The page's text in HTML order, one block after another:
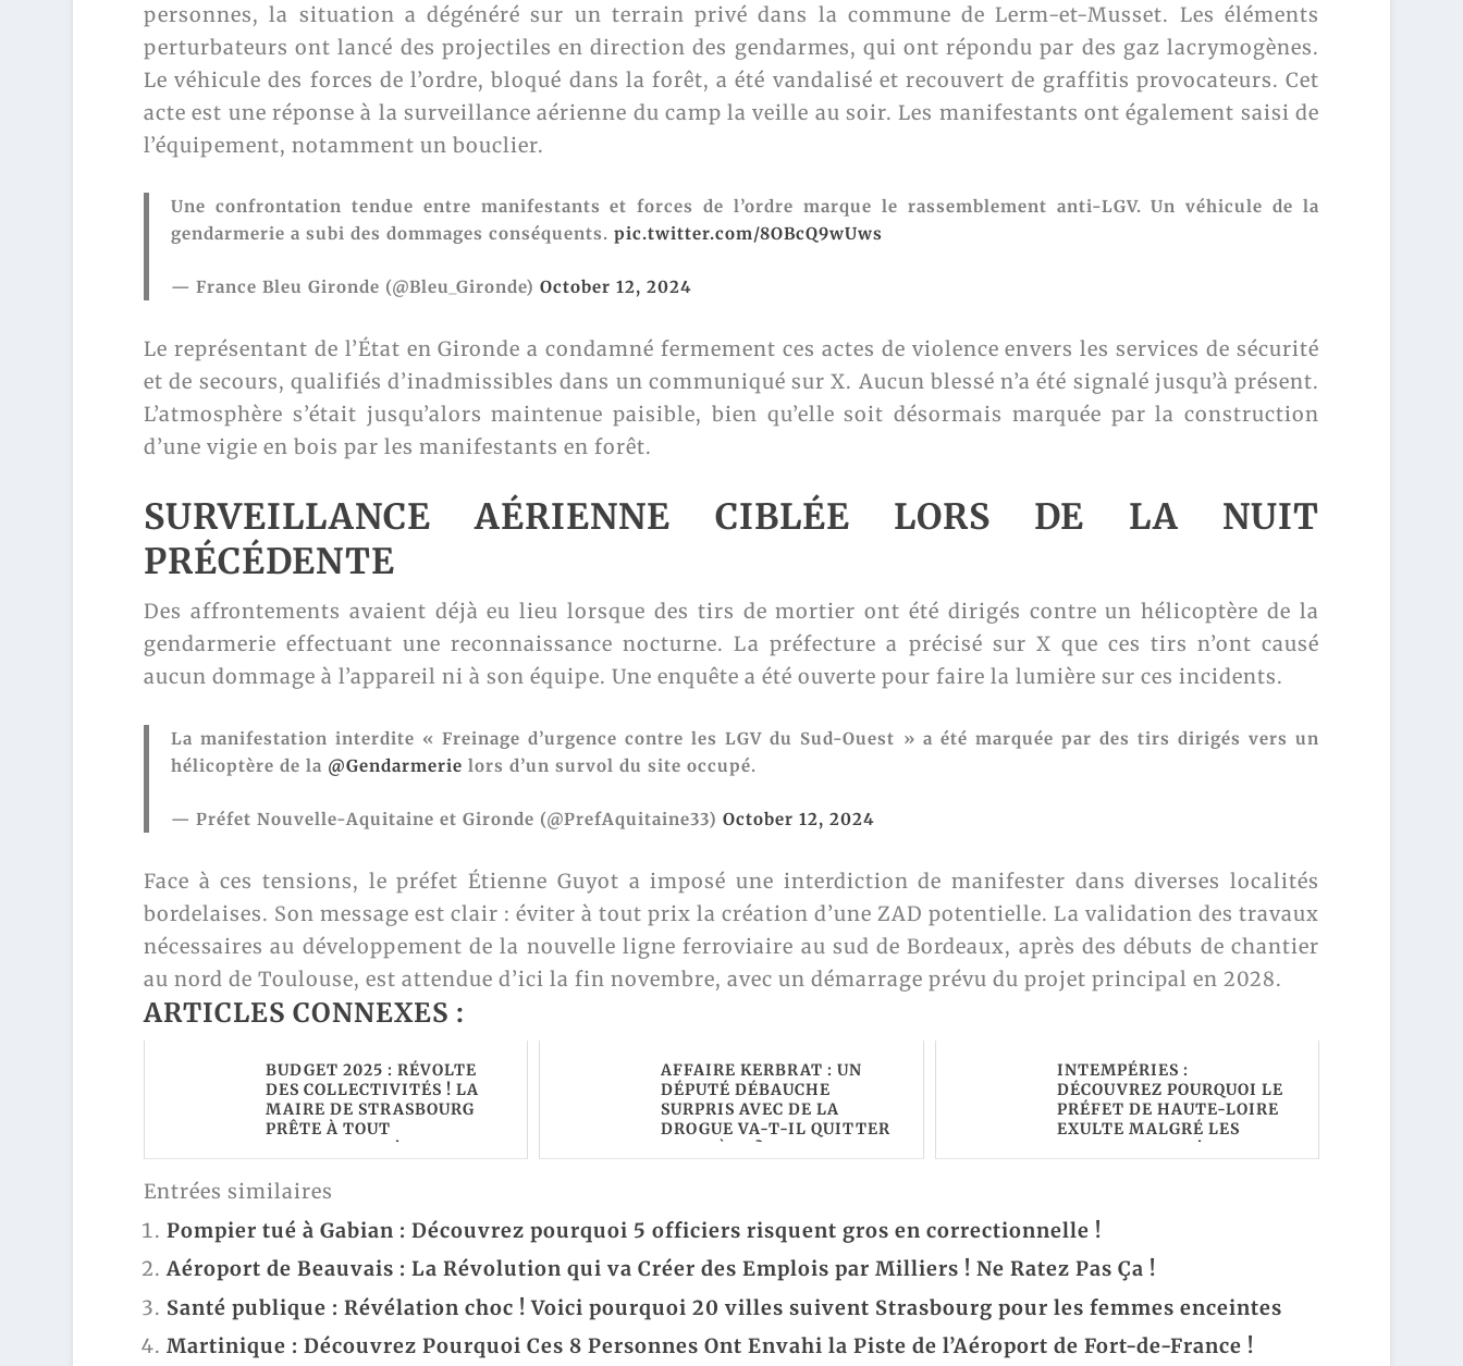
personnes, la situation a dégénéré sur un terrain privé dans la commune de Lerm-et-Musset. Les éléments
perturbateurs ont lancé des projectiles en direction des gendarmes, qui ont répondu par des gaz lacrymogènes.
Le véhicule des forces de l’ordre, bloqué dans la forêt, a été vandalisé et recouvert de graffitis provocateurs. Cet
acte est une réponse à la surveillance aérienne du camp la veille au soir. Les manifestants ont également saisi de
l’équipement, notamment un bouclier.
Une confrontation tendue entre manifestants et forces de l’ordre marque le rassemblement anti-LGV. Un véhicule de la
gendarmerie a subi des dommages conséquents. pic.twitter.com/8OBcQ9wUws
— France Bleu Gironde (@Bleu_Gironde) October 12, 2024
Le représentant de l’État en Gironde a condamné fermement ces actes de violence envers les services de sécurité
et de secours, qualifiés d’inadmissibles dans un communiqué sur X. Aucun blessé n’a été signalé jusqu’à présent.
L’atmosphère s’était jusqu’alors maintenue paisible, bien qu’elle soit désormais marquée par la construction
d’une vigie en bois par les manifestants en forêt.
SURVEILLANCE AÉRIENNE CIBLÉE LORS DE LA NUIT
PRÉCÉDENTE
Des affrontements avaient déjà eu lieu lorsque des tirs de mortier ont été dirigés contre un hélicoptère de la
gendarmerie effectuant une reconnaissance nocturne. La préfecture a précisé sur X que ces tirs n’ont causé
aucun dommage à l’appareil ni à son équipe. Une enquête a été ouverte pour faire la lumière sur ces incidents.
La manifestation interdite « Freinage d’urgence contre les LGV du Sud-Ouest » a été marquée par des tirs dirigés vers un
hélicoptère de la @Gendarmerie lors d’un survol du site occupé.
— Préfet Nouvelle-Aquitaine et Gironde (@PrefAquitaine33) October 12, 2024
Face à ces tensions, le préfet Étienne Guyot a imposé une interdiction de manifester dans diverses localités
bordelaises. Son message est clair : éviter à tout prix la création d’une ZAD potentielle. La validation des travaux
nécessaires au développement de la nouvelle ligne ferroviaire au sud de Bordeaux, après des débuts de chantier
au nord de Toulouse, est attendue d’ici la fin novembre, avec un démarrage prévu du projet principal en 2028.
ARTICLES CONNEXES :
BUDGET 2025 : RÉVOLTE
DES COLLECTIVITÉS ! LA
MAIRE DE STRASBOURG
PRÊTE À TOUT
BOULEVERSER !
AFFAIRE KERBRAT : UN
DÉPUTÉ DÉBAUCHE
SURPRIS AVEC DE LA
DROGUE VA-T-IL QUITTER
SON SIÈGE ?
INTEMPÉRIES :
DÉCOUVREZ POURQUOI LE
PRÉFET DE HAUTE-LOIRE
EXULTE MALGRÉ LES
CATASTROPHES !
Entrées similaires
Pompier tué à Gabian : Découvrez pourquoi 5 officiers risquent gros en correctionnelle !
Aéroport de Beauvais : La Révolution qui va Créer des Emplois par Milliers ! Ne Ratez Pas Ça !
Santé publique : Révélation choc ! Voici pourquoi 20 villes suivent Strasbourg pour les femmes enceintes
Martinique : Découvrez Pourquoi Ces 8 Personnes Ont Envahi la Piste de l’Aéroport de Fort-de-France !